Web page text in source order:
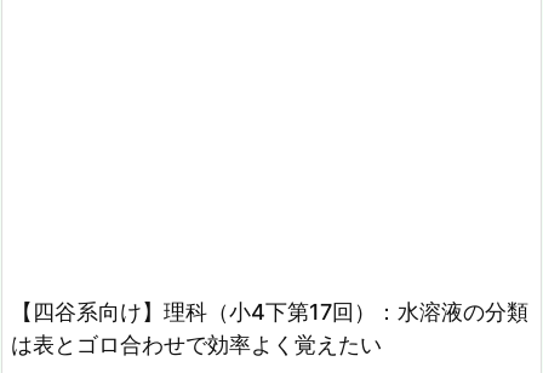
【四谷系向け】理科（小4下第17回）：水溶液の分類
は表とゴロ合わせで効率よく覚えたい